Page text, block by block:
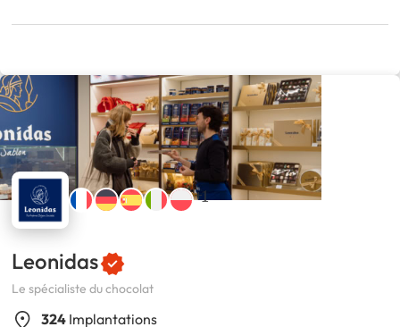
Leonidas
Le spécialiste du chocolat
324 Implantations
+1